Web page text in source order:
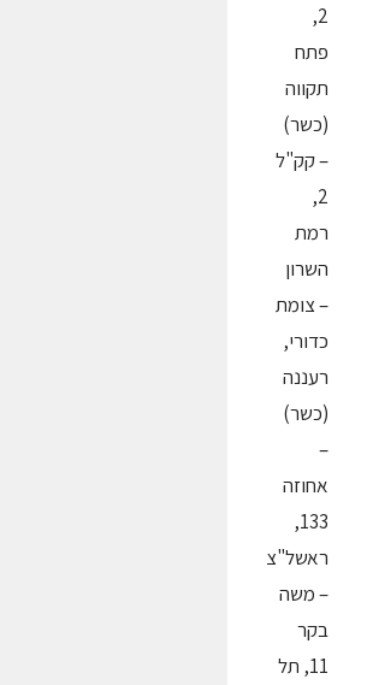
2,
פתח
תקווה
(כשר)
– קק"ל
2,
רמת
השרון
– צומת
כדורי,
רעננה
(כשר)
–
אחוזה
133,
ראשל"צ
– משה
בקר
11, תל